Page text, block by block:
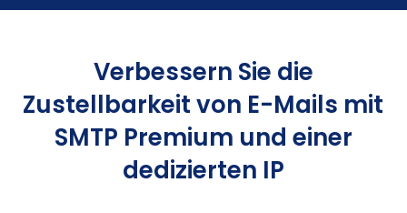
Verbessern Sie die
Zustellbarkeit von E-Mails mit
SMTP Premium und einer
dedizierten IP